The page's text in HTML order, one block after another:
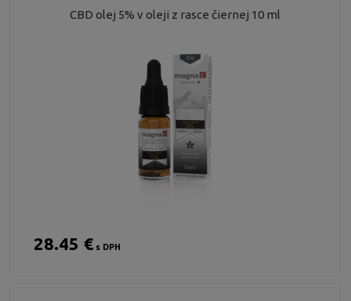
CBD olej 5% v oleji z rasce čiernej 10 ml
28.45 €s DPH